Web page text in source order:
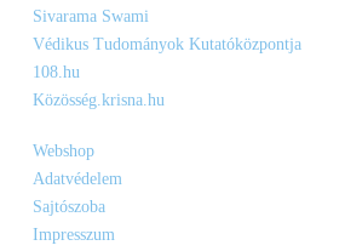
Sivarama Swami
Védikus Tudományok Kutatóközpontja
108.hu
Közösség.krisna.hu
Webshop
Adatvédelem
Sajtószoba
Impresszum